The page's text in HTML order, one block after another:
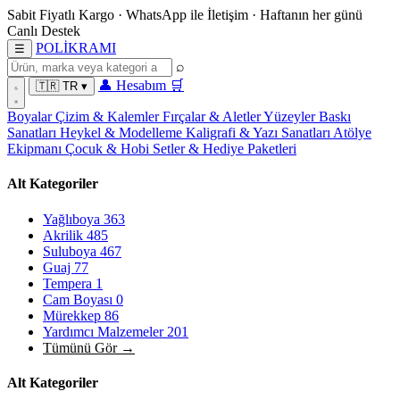
Sabit Fiyatlı Kargo · WhatsApp ile İletişim · Haftanın her günü
Canlı Destek
☰ POLİKRAMI
⌕
🇹🇷 TR ▾ 👤 Hesabım 🛒
BoyalarÇizim & KalemlerFırçalar & AletlerYüzeylerBaskı
Sanatları Heykel & Modelleme Kaligrafi & Yazı Sanatları Atölye
Ekipmanı Çocuk & Hobi Setler & Hediye Paketleri
Alt Kategoriler
Yağlıboya 363
Akrilik 485
Suluboya 467
Guaj 77
Tempera 1
Cam Boyası 0
Mürekkep 86
Yardımcı Malzemeler 201
Tümünü Gör →
Alt Kategoriler